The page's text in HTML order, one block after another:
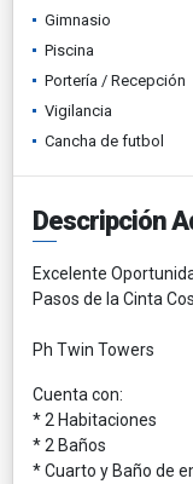
Gimnasio
Piscina
Portería / Recepción
Vigilancia
Cancha de futbol
Descripción
Excelente
Pasos de la Cinta
Ph Twin Towers
Cuenta con:
* 2 Habitaciones
* 2 Baños
* Cuarto y Baño de